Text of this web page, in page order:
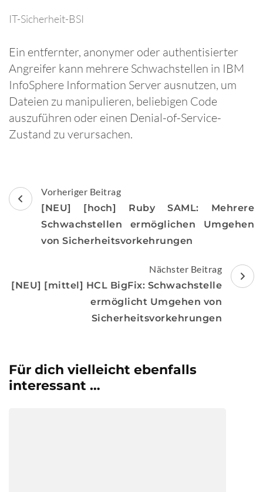
IT-Sicherheit-BSI
Ein entfernter, anonymer oder authentisierter
Angreifer kann mehrere Schwachstellen in IBM
InfoSphere Information Server ausnutzen, um
Dateien zu manipulieren, beliebigen Code
auszuführen oder einen Denial-of-Service-
Zustand zu verursachen.
Beitragsnavigation
Vorheriger Beitrag
[NEU] [hoch] Ruby SAML: Mehrere
Schwachstellen ermöglichen Umgehen
von Sicherheitsvorkehrungen
Nächster Beitrag
[NEU] [mittel] HCL BigFix: Schwachstelle
ermöglicht Umgehen von
Sicherheitsvorkehrungen
Für dich vielleicht ebenfalls
interessant …